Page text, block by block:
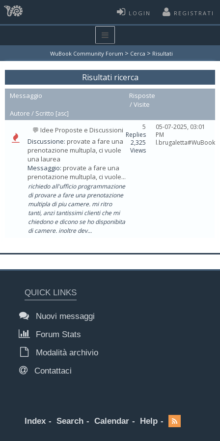
LOGIN REGISTRATI
WuBook Community Forum > Cerca > Risultati
Risultati ricerca
Messaggio
Risposte
/Visite
Autore / Scritto [asc]
💬 Idee Proposte e Discussioni
Discussione: provate a fare una
prenotazione multupla, ci vuole
una laurea
Messaggio: provate a fare una
prenotazione multupla, ci vuole...
richiedo all'ufficio programmazione
di provare a fare una prenotazione
multipla di piu camere. mi ritro
tanti, anzi tantissimi clienti che mi
chiedono e dicono se ho disponibita
di camere. inoltre dev...
5
Replies
2,325
Views
05-07-2025, 03:01
PM
l.brugaletta#WuBook
QUICK LINKS
Nuovi messaggi
Forum Stats
Modalità archivio
Contattaci
Index Search Calendar Help